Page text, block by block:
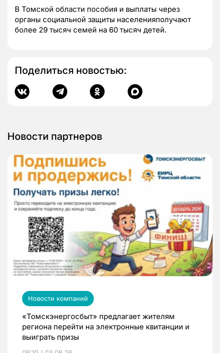
В Томской области пособия и выплаты через
органы социальной защиты населенияполучают
более 29 тысяч семей на 60 тысяч детей.
Поделиться новостью:
Новости партнеров
Новости компаний
«Томскэнергосбыт» предлагает жителям
региона перейти на электронные квитанции и
выиграть призы